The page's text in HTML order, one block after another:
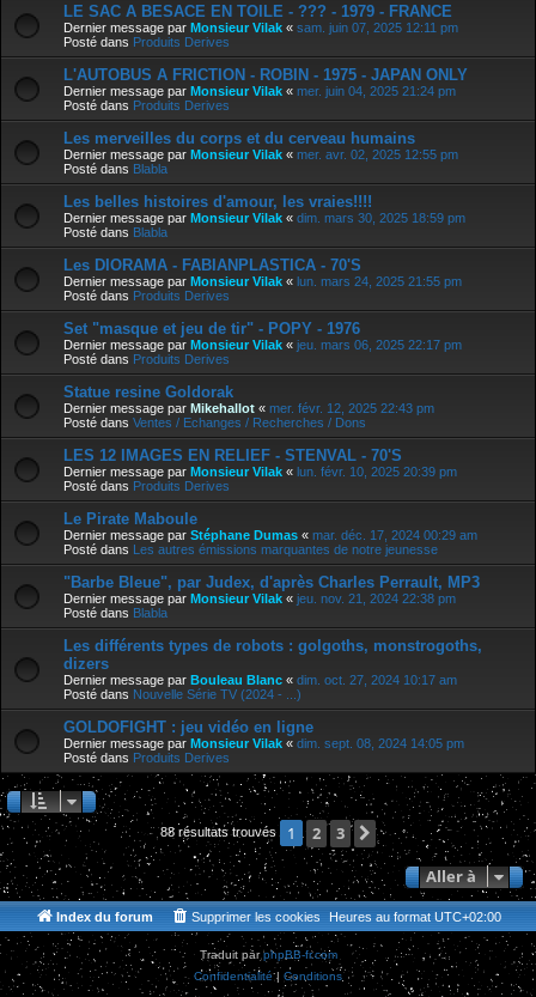
LE SAC A BESACE EN TOILE - ??? - 1979 - FRANCE
Dernier message par Monsieur Vilak « sam. juin 07, 2025 12:11 pm
Posté dans Produits Derives
L'AUTOBUS A FRICTION - ROBIN - 1975 - JAPAN ONLY
Dernier message par Monsieur Vilak « mer. juin 04, 2025 21:24 pm
Posté dans Produits Derives
Les merveilles du corps et du cerveau humains
Dernier message par Monsieur Vilak « mer. avr. 02, 2025 12:55 pm
Posté dans Blabla
Les belles histoires d'amour, les vraies!!!!
Dernier message par Monsieur Vilak « dim. mars 30, 2025 18:59 pm
Posté dans Blabla
Les DIORAMA - FABIANPLASTICA - 70'S
Dernier message par Monsieur Vilak « lun. mars 24, 2025 21:55 pm
Posté dans Produits Derives
Set "masque et jeu de tir" - POPY - 1976
Dernier message par Monsieur Vilak « jeu. mars 06, 2025 22:17 pm
Posté dans Produits Derives
Statue resine Goldorak
Dernier message par Mikehallot « mer. févr. 12, 2025 22:43 pm
Posté dans Ventes / Echanges / Recherches / Dons
LES 12 IMAGES EN RELIEF - STENVAL - 70'S
Dernier message par Monsieur Vilak « lun. févr. 10, 2025 20:39 pm
Posté dans Produits Derives
Le Pirate Maboule
Dernier message par Stéphane Dumas « mar. déc. 17, 2024 00:29 am
Posté dans Les autres émissions marquantes de notre jeunesse
"Barbe Bleue", par Judex, d'après Charles Perrault, MP3
Dernier message par Monsieur Vilak « jeu. nov. 21, 2024 22:38 pm
Posté dans Blabla
Les différents types de robots : golgoths, monstrogoths,
dizers
Dernier message par Bouleau Blanc « dim. oct. 27, 2024 10:17 am
Posté dans Nouvelle Série TV (2024 - ...)
GOLDOFIGHT : jeu vidéo en ligne
Dernier message par Monsieur Vilak « dim. sept. 08, 2024 14:05 pm
Posté dans Produits Derives
88 résultats trouvés 1 2 3
Suivante
Aller à
Index du forum Heures au format UTC+02:00
Supprimer les cookies
Traduit parphpBB-fr.com
Confidentialité| Conditions